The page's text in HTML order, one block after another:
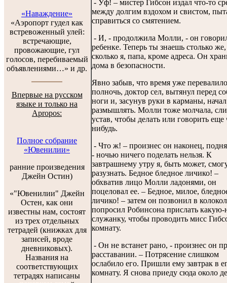
«Наваждение»
«Аэропорт гудел как
встревоженный улей:
встречающие,
провожающие, гул
голосов, перебиваемый
объявлениями…» и др.
Впервые на русском
языке и только на
Apropos:
Полное собрание
«Ювенилии»
ранние произведения
Джейн Остин)
«"Ювенилии" Джейн
Остен, как они
известны нам, состоят
из трех отдельных
тетрадей (книжках для
записей, вроде
дневниковых).
Названия на
соответствующих
тетрадях написаны
- Уф! – мистер Гибсон издал что-то
между долгим вздохом и свистом,
справиться со смятением.
- И, - продолжила Молли, - он
ребенке. Теперь ты знаешь столько же,
сколько я, папа, кроме адреса. Он
дома в безопасности.
Явно забыв, что время уже
полночь, доктор сел, вытянул перед
ноги и, засунув руки в карманы, начал
размышлять. Молли тоже молчала,
устав, чтобы делать или говорить еще
нибудь.
- Что ж! – произнес он наконец,
- ночью ничего поделать нельзя. К
завтрашнему утру я, быть может,
разузнать. Бедное бледное личико! –
обхватив лицо Молли ладонями, он
поцеловал ее. – Бедное, милое,
личико! – затем он позвонил в
попросил Робинсона прислать какую-
служанку, чтобы проводить мисс
комнату.
- Он не встанет рано, - произнес он
расставании. – Потрясение слишком
ослабило его. Пришли ему завтрак в
комнату. Я снова приеду сюда около